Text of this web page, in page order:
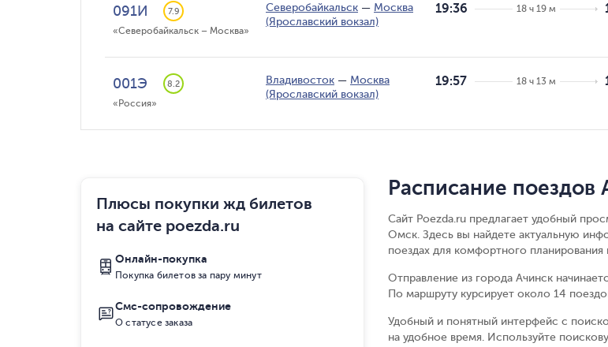
091И 7.9
«Северобайкальск – Москва»
Северобайкальск — Москва
(Ярославский вокзал)
19:36 18 ч 19 м
001Э 8.2
«Россия»
Владивосток — Москва
(Ярославский вокзал)
19:57 18 ч 13 м
Расписание
Сайт Poezda.ru предлагает удобный
Омск. Здесь вы найдете актуальную
поездах для комфортного планирования
Отправление из города Ачинск
По маршруту курсирует около 14
Удобный и понятный интерфейс с
на удобное время. Используйте
Плюсы покупки жд билетов
на сайте poezda.ru
Онлайн-покупка
Покупка билетов за пару минут
Смс-сопровождение
О статусе заказа